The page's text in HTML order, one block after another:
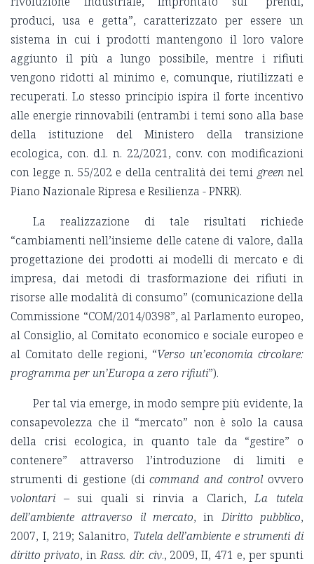
produci, usa e getta”, caratterizzato per essere un
sistema in cui i prodotti mantengono il loro valore
aggiunto il più a lungo possibile, mentre i rifiuti
vengono ridotti al minimo e, comunque, riutilizzati e
recuperati. Lo stesso principio ispira il forte incentivo
alle energie rinnovabili (entrambi i temi sono alla base
della istituzione del Ministero della transizione
ecologica, con. d.l. n. 22/2021, conv. con modificazioni
con legge n. 55/202 e della centralità dei temi greennel
Piano Nazionale Ripresa e Resilienza - PNRR).
La realizzazione di tale risultati richiede
“cambiamenti nell’insieme delle catene di valore, dalla
progettazione dei prodotti ai modelli di mercato e di
impresa, dai metodi di trasformazione dei rifiuti in
risorse alle modalità di consumo” (comunicazione della
Commissione “COM/2014/0398”, al Parlamento europeo,
al Consiglio, al Comitato economico e sociale europeo e
al Comitato delle regioni, “Verso un’economia circolare:
programma per un’Europa a zero rifiuti”).
Per tal via emerge, in modo sempre più evidente, la
consapevolezza che il “mercato” non è solo la causa
della crisi ecologica, in quanto tale da “gestire” o
contenere” attraverso l’introduzione di limiti e
strumenti di gestione (dicommand and controlovvero
volontari – sui quali si rinvia a Clarich,La tutela
dell’ambiente attraverso il mercato, inDiritto pubblico,
2007, I, 219; Salanitro, Tutela dell’ambiente e strumenti di
diritto privato, inRass. dir. civ., 2009, II, 471 e, per spunti